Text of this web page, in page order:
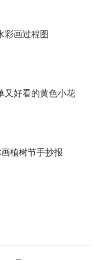
彩画过程图
又好看的黄色小花
植树节手抄报